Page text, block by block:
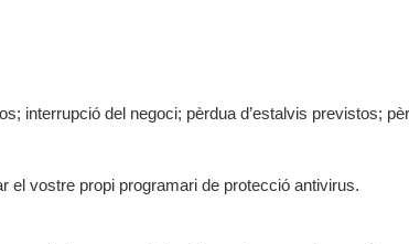
interrupció del negoci; pèrdua d’estalvis previstos;
el vostre propi programari de protecció antivirus.